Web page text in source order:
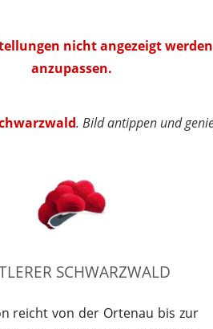
nicht angezeigt
anzupassen.
. Bild antippen und
SCHWARZWALD
reicht von der Ortenau bis zur